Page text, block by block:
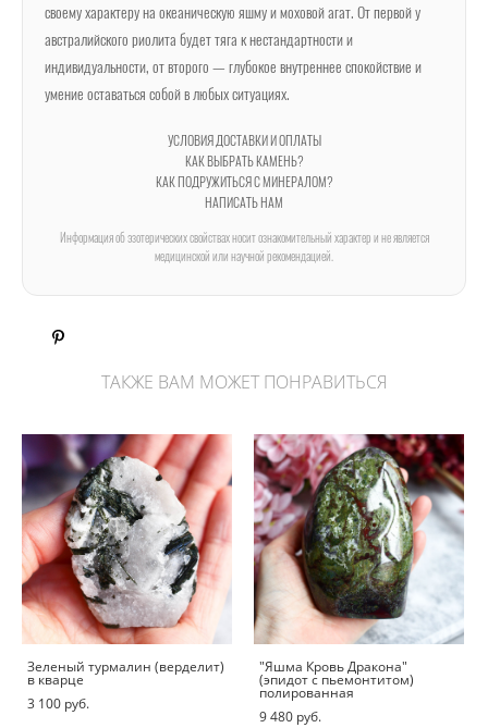
своему характеру на океаническую яшму и моховой агат. От первой у
австралийского риолита будет тяга к нестандартности и
индивидуальности, от второго — глубокое внутреннее спокойствие и
умение оставаться собой в любых ситуациях.
УСЛОВИЯ ДОСТАВКИ И ОПЛАТЫ
КАК ВЫБРАТЬ КАМЕНЬ?
КАК ПОДРУЖИТЬСЯ С МИНЕРАЛОМ?
НАПИСАТЬ НАМ
Информация об эзотерических свойствах носит ознакомительный характер и не является
медицинской или научной рекомендацией.
ТАКЖЕ ВАМ МОЖЕТ ПОНРАВИТЬСЯ
Зеленый турмалин (верделит)
в кварце
3 100 pуб.
"Яшма Кровь Дракона"
(эпидот с пьемонтитом)
полированная
9 480 pуб.